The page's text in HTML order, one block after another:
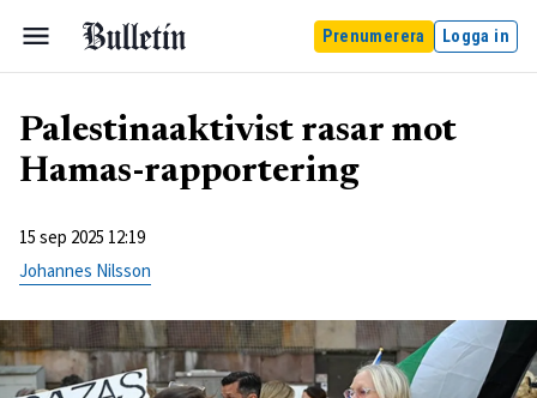
Prenumerera Logga in
Palestinaaktivist rasar mot
Hamas-rapportering
15 sep 2025 12:19
Johannes Nilsson